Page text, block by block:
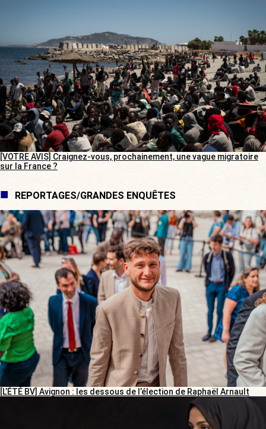
[VOTRE AVIS] Craignez-vous, prochainement, une vague migratoire
sur la France ?
REPORTAGES/GRANDES ENQUÊTES
[L’ÉTÉ BV] Avignon : les dessous de l’élection de Raphaël Arnault